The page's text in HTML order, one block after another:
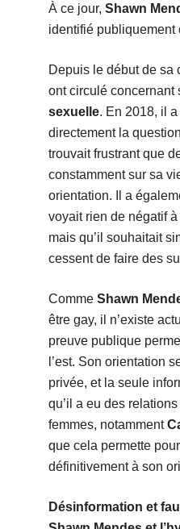
À ce jour, Shawn
identifié publiquement
Depuis le début de sa
ont circulé concernant
sexuelle. En 2018, il
directement la
trouvait frustrant que
constamment sur sa
orientation. Il a
voyait rien de négatif
mais qu’il souhaitait
cessent de faire des
Comme Shawn
être gay, il n’existe
preuve publique
l’est. Son orientation
privée, et la seule
qu’il a eu des
femmes, notamment
que cela permette
définitivement à son
Désinformation et